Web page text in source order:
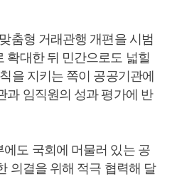
춤형 거래관행 개편을 시범
확대한 뒤 민간으로도 넓힐
을 지키는 쪽이 공공기관에
과 임직원의 성과 평가에 반
도 국회에 머물러 있는 공
의결을 위해 적극 협력해 달